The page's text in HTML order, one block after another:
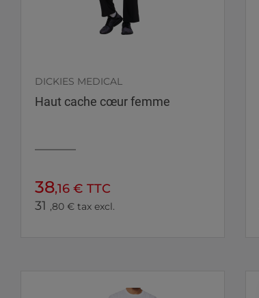
DICKIES MEDICAL
Haut cache cœur femme
38,16 € TTC
31 ,80 € tax excl.